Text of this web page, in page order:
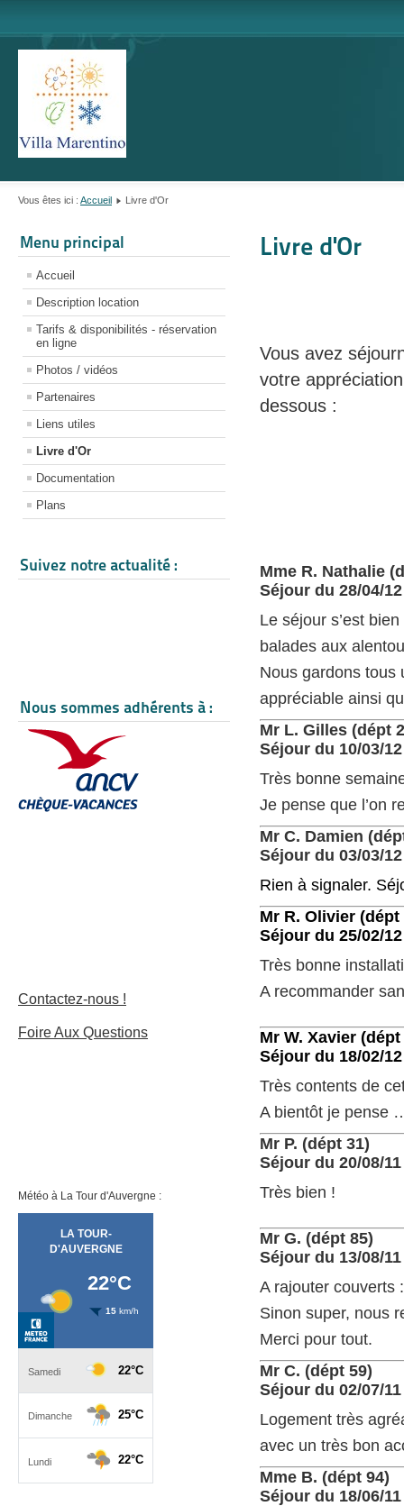
Vous êtes ici : Accueil Livre d'Or
Menu principal
Accueil
Description location
Tarifs & disponibilités - réservation
en ligne
Photos / vidéos
Partenaires
Liens utiles
Livre d'Or
Documentation
Plans
Suivez notre actualité :
Nous sommes adhérents à :
Contactez-nous !
Foire Aux Questions
Météo à La Tour d'Auvergne :
Livre d'Or
Vous avez
votre
dessous :
Mme R. Nathalie
Séjour du 28/04/
Le séjour s’est
balades aux
Nous gardons tous
appréciable ainsi
Mr L. Gilles (dépt
Séjour du 10/03/
Très bonne
Je pense que l’on
Mr C. Damien
Séjour du 03/03/
Rien à signaler.
Mr R. Olivier (dépt
Séjour du 25/02/
Très bonne
A recommander
Mr W. Xavier (dépt
Séjour du 18/02/
Très contents de
A bientôt je pense
Mr P. (dépt 31)
Séjour du 20/08/
Très bien !
Mr G. (dépt 85)
Séjour du 13/08/
A rajouter couverts
Sinon super, nous
Merci pour tout.
Mr C. (dépt 59)
Séjour du 02/07/
Logement très
avec un très bon
Mme B. (dépt 94)
Séjour du 18/06/